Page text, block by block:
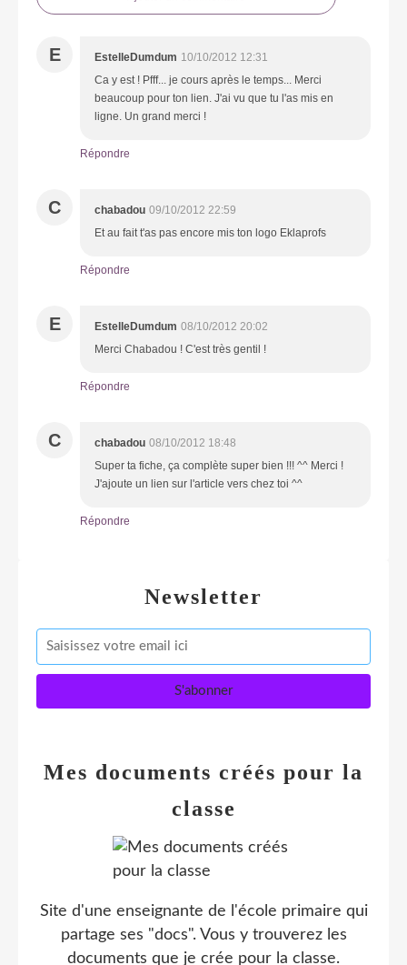
E EstelleDumdum 10/10/2012 12:31
Ca y est ! Pfff... je cours après le temps... Merci
beaucoup pour ton lien. J'ai vu que tu l'as mis en
ligne. Un grand merci !
Répondre
C chabadou 09/10/2012 22:59
Et au fait t'as pas encore mis ton logo Eklaprofs
Répondre
E EstelleDumdum 08/10/2012 20:02
Merci Chabadou ! C'est très gentil !
Répondre
C chabadou 08/10/2012 18:48
Super ta fiche, ça complète super bien !!! ^^ Merci !
J'ajoute un lien sur l'article vers chez toi ^^
Répondre
Newsletter
Mes documents créés pour la
classe
Site d'une enseignante de l'école primaire qui
partage ses "docs". Vous y trouverez les
documents que je crée pour la classe.